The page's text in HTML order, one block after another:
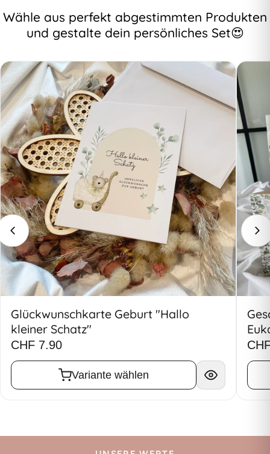
Wähle aus perfekt abgestimmten Produkten
und gestalte dein persönliches Set😍
Glückwunschkarte Geburt "Hallo
kleiner Schatz"
CHF 7.90
Variante wählen